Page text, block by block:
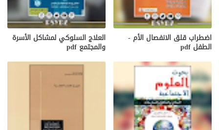
اضطراب قلق الانفصال الأم -
الطفل pdf
العلاج السلوكي لمشاكل الأسرة
والمجتمع pdf